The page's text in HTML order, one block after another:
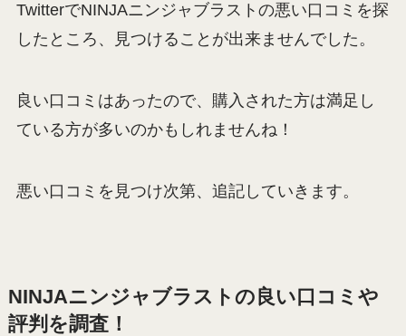
TwitterでNINJAニンジャブラストの悪い口コミを探
したところ、見つけることが出来ませんでした。
良い口コミはあったので、購入された方は満足し
ている方が多いのかもしれませんね！
悪い口コミを見つけ次第、追記していきます。
NINJAニンジャブラストの良い口コミや
評判を調査！